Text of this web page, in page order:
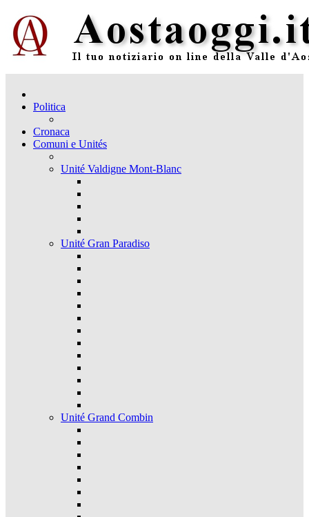
Politica
Cronaca
Comuni e Unités
Unité Valdigne Mont-Blanc
Unité Gran Paradiso
Unité Grand Combin